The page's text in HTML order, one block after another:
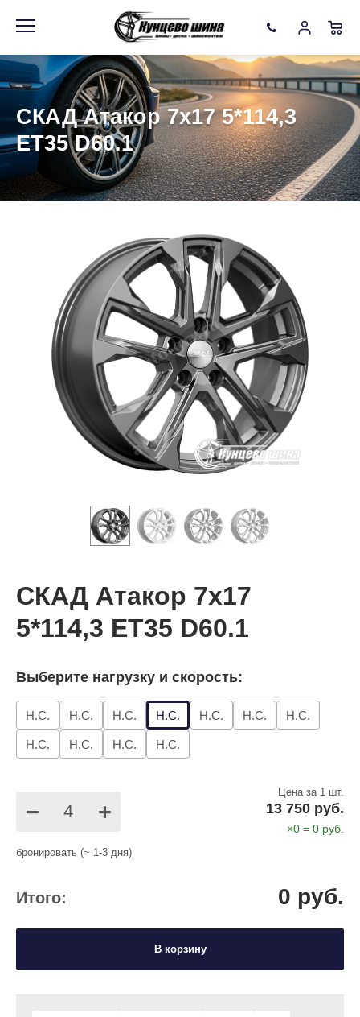
СКАД Атакор 7x17 5*114,3
ET35 D60.1
СКАД Атакор 7x17
5*114,3 ET35 D60.1
Выберите нагрузку и скорость:
Н.С. Н.С. Н.С. Н.С. Н.С. Н.С. Н.С.
Н.С. Н.С. Н.С. Н.С.
− +
Цена за 1 шт.
13 750 руб.
×0 = 0 руб.
бронировать (~ 1-3 дня)
Итого: 0 руб.
В корзину
Информация Фото товара